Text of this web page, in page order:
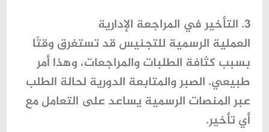
3. التأخير في المراجعة الإدارية
العملية الرسمية للتجنيس قد تستغرق وقتًا
بسبب كثافة الطلبات والمراجعات، وهذا أمر
طبيعي. الصبر والمتابعة الدورية لحالة الطلب
عبر المنصات الرسمية يساعد على التعامل مع
أي تأخير.